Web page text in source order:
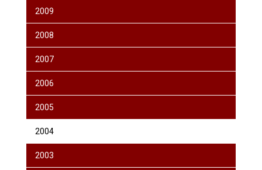
2009
2008
2007
2006
2005
2004
2003